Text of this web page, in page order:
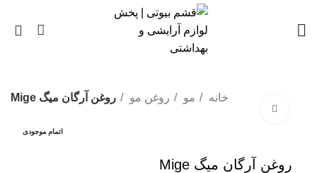
خانه مو روغن مو روغن آرگان میگ Mige
اتمام موجودی
روغن آرگان میگ Mige